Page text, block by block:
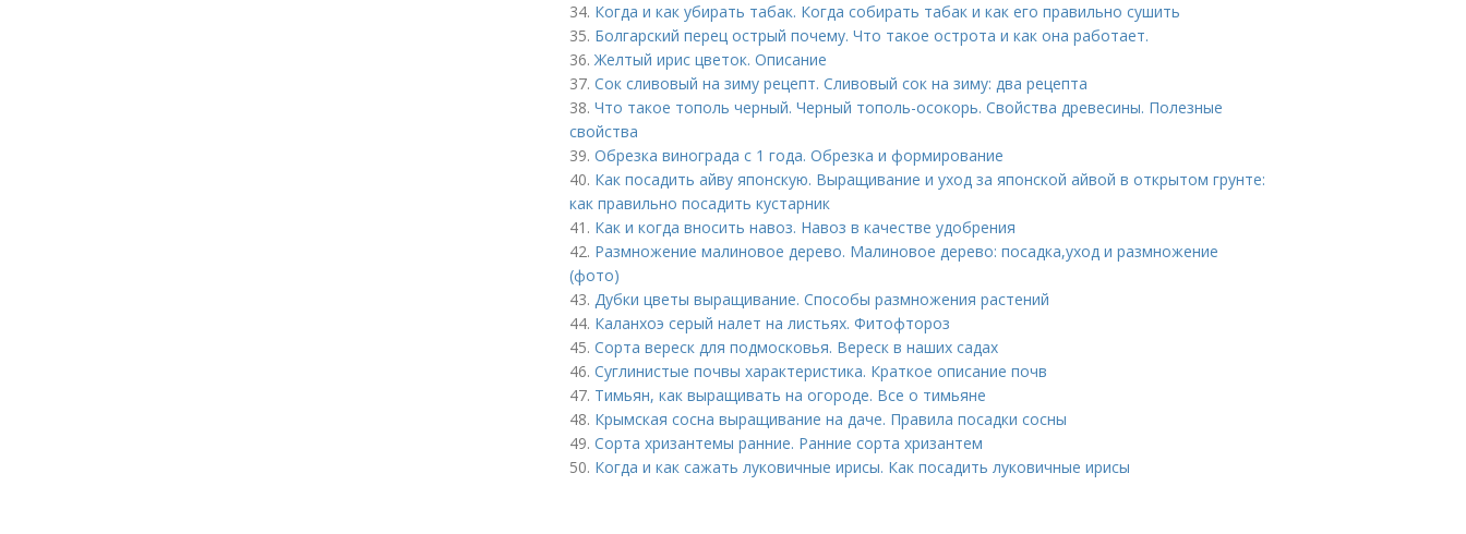
34. Когда и как убирать табак. Когда собирать табак и как его правильно сушить
35. Болгарский перец острый почему. Что такое острота и как она работает.
36.Желтый ирис цветок. Описание
37. Сок сливовый на зиму рецепт. Сливовый сок на зиму: два рецепта
38. Что такое тополь черный. Черный тополь-осокорь. Свойства древесины. Полезные
свойства
39. Обрезка винограда с 1 года. Обрезка и формирование
40. Как посадить айву японскую. Выращивание и уход за японской айвой в открытом грунте:
как правильно посадить кустарник
41. Как и когда вносить навоз. Навоз в качестве удобрения
42. Размножение малиновое дерево. Малиновое дерево: посадка,уход и размножение
(фото)
43. Дубки цветы выращивание. Способы размножения растений
44. Каланхоэ серый налет на листьях. Фитофтороз
45. Сорта вереск для подмосковья. Вереск в наших садах
46. Суглинистые почвы характеристика. Краткое описание почв
47. Тимьян, как выращивать на огороде. Все о тимьяне
48. Крымская сосна выращивание на даче. Правила посадки сосны
49. Сорта хризантемы ранние. Ранние сорта хризантем
50. Когда и как сажать луковичные ирисы. Как посадить луковичные ирисы